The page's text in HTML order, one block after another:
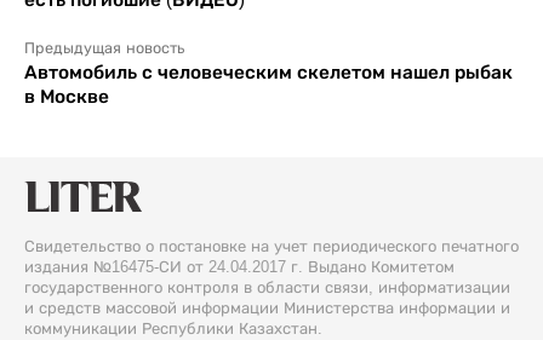
Предыдущая новость
Автомобиль с человеческим скелетом нашел рыбак
в Москве
Свидетельство о постановке на учет периодического печатного
издания №16475-СИ от 24.04.2017 г. Выдано Комитетом
государственного контроля в области связи, информатизации
и средств массовой информации Министерства информации и
коммуникации Республики Казахстан.